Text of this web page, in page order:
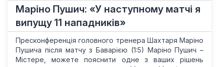
Маріно Пушич: «У наступному матчі я
випущу 11 нападників»
Пресконференція головного тренера Шахтаря Маріно
Пушича після матчу з Баварією (1:5) Маріно Пушич –
Містере, можете пояснити одне з ваших рішень